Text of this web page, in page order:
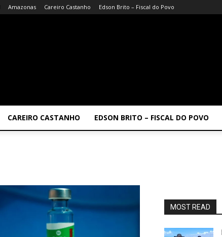
Amazonas Careiro Castanho Edson Brito – Fiscal do Povo
CAREIRO CASTANHO EDSON BRITO – FISCAL DO POVO
MOST READ